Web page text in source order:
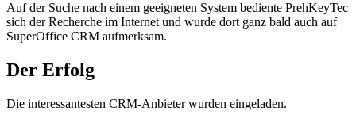
Auf der Suche nach einem geeigneten System bediente PrehKeyTec
sich der Recherche im Internet und wurde dort ganz bald auch auf
SuperOffice CRM aufmerksam.
Der Erfolg
Die interessantesten CRM-Anbieter wurden eingeladen.